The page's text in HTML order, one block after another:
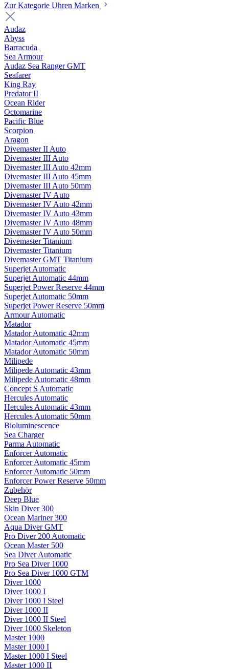
Zur Kategorie Uhren Marken
Audaz
Abyss
Barracuda
Sea Armour
Audaz Sea Ranger GMT
Seafarer
King Ray
Predator II
Ocean Rider
Octomarine
Pacific Blue
Scorpion
Aragon
Divemaster II Auto
Divemaster III Auto
Divemaster III Auto 42mm
Divemaster III Auto 45mm
Divemaster III Auto 50mm
Divemaster IV Auto
Divemaster IV Auto 42mm
Divemaster IV Auto 43mm
Divemaster IV Auto 48mm
Divemaster IV Auto 50mm
Divemaster Titanium
Divemaster Titanium
Divemaster GMT Titanium
Superjet Automatic
Superjet Automatic 44mm
Superjet Power Reserve 44mm
Superjet Automatic 50mm
Superjet Power Reserve 50mm
Armour Automatic
Matador
Matador Automatic 42mm
Matador Automatic 45mm
Matador Automatic 50mm
Milipede
Milipede Automatic 43mm
Milipede Automatic 48mm
Concept S Automatic
Hercules Automatic
Hercules Automatic 43mm
Hercules Automatic 50mm
Bioluminescence
Sea Charger
Parma Automatic
Enforcer Automatic
Enforcer Automatic 45mm
Enforcer Automatic 50mm
Enforcer Power Reserve 50mm
Zubehör
Deep Blue
Skin Diver 300
Ocean Mariner 300
Aqua Diver GMT
Pro Diver 200 Automatic
Ocean Master 500
Sea Diver Automatic
Pro Sea Diver 1000
Pro Sea Diver 1000 GTM
Diver 1000
Diver 1000 I
Diver 1000 I Steel
Diver 1000 II
Diver 1000 II Steel
Diver 1000 Skeleton
Master 1000
Master 1000 I
Master 1000 I Steel
Master 1000 II